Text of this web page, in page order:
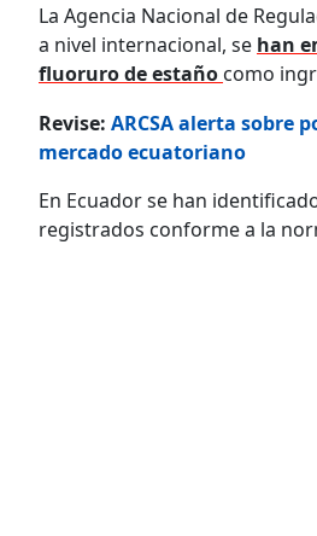
La Agencia Nacional de
a nivel internacional, se han
fluoruro de estaño como
Revise: ARCSA alerta sobre
mercado ecuatoriano
En Ecuador se han
registrados conforme a la